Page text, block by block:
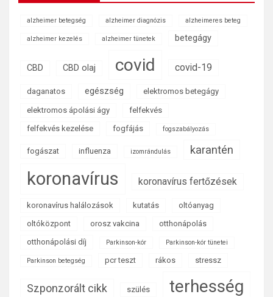
alzheimer betegség alzheimer diagnózis alzheimeres beteg
alzheimer kezelés alzheimer tünetek betegágy
CBD CBD olaj covid covid-19
daganatos egészség elektromos betegágy
elektromos ápolási ágy
felfekvés
felfekvés kezelése
fogfájás fogszabályozás
fogászat influenza izomrándulás karantén
koronavírus koronavírus fertőzések
koronavírus halálozások kutatás
oltóanyag
oltóközpont
orosz vakcina
otthonápolás
otthonápolási díj
Parkinson-kór Parkinson-kór tünetei
Parkinson betegség pcr teszt rákos stressz
Szponzorált cikk szülés terhesség